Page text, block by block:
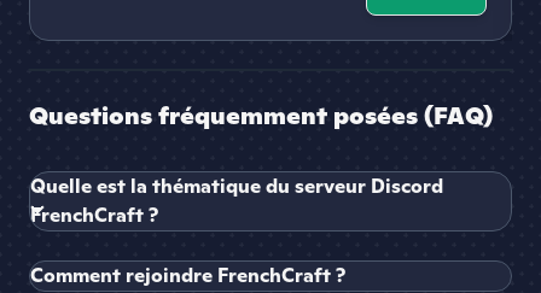
Questions fréquemment posées (FAQ)
Quelle est la thématique du serveur Discord
FrenchCraft ?
Comment rejoindre FrenchCraft ?